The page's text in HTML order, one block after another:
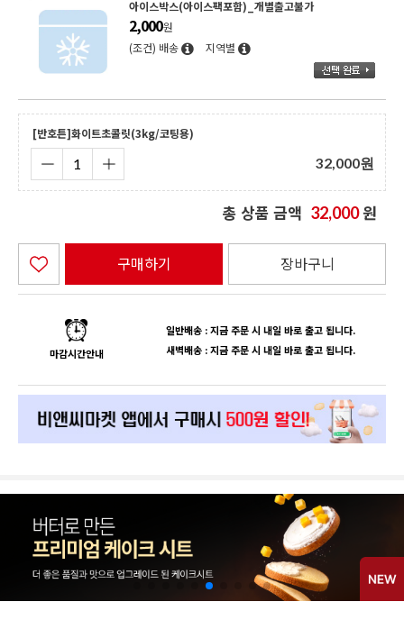
아이스박스(아이스팩포함)_개별출고불가
2,000원
(조건) 배송
지역별
[반호튼]화이트초콜릿(3kg/코팅용)
32,000원
총 상품 금액 32,000원
구매하기 장바구니
마감시간안내
일반배송 : 지금 주문 시 내일 바로 출고 됩니다.
새벽배송 : 지금 주문 시 내일 바로 출고 됩니다.